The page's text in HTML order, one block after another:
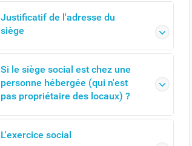
Justificatif de l'adresse du
siège
Si le siège social est chez une
personne hébergée (qui n'est
pas propriétaire des locaux) ?
L'exercice social